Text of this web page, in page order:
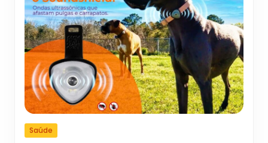
Saúde